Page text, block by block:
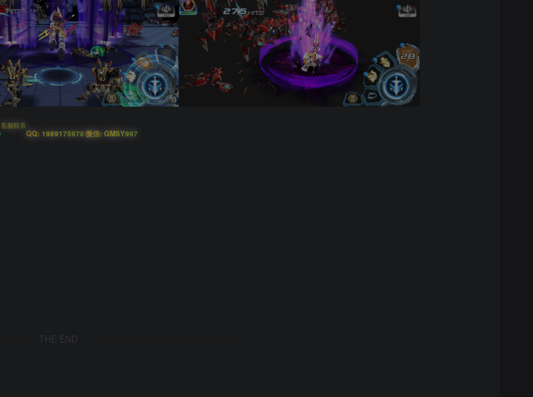
客服联系
QQ: 1989175978 微信: GMSY997
THE END